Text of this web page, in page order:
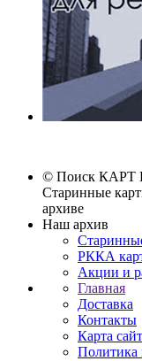
© Поиск КАРТ
Старинные
архиве
Наш архив
РККА
Акции и
Главная
Доставка
Контакты
Карта
Политика